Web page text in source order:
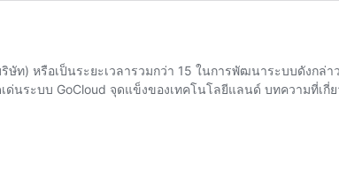
) หรือเป็นระยะเวลารวมกว่า 15 ในการพัฒนาระบบดังกล่า
ระบบ GoCloud จุดแข็งของเทคโนโลยีแลนด์ บทความที่เกี่